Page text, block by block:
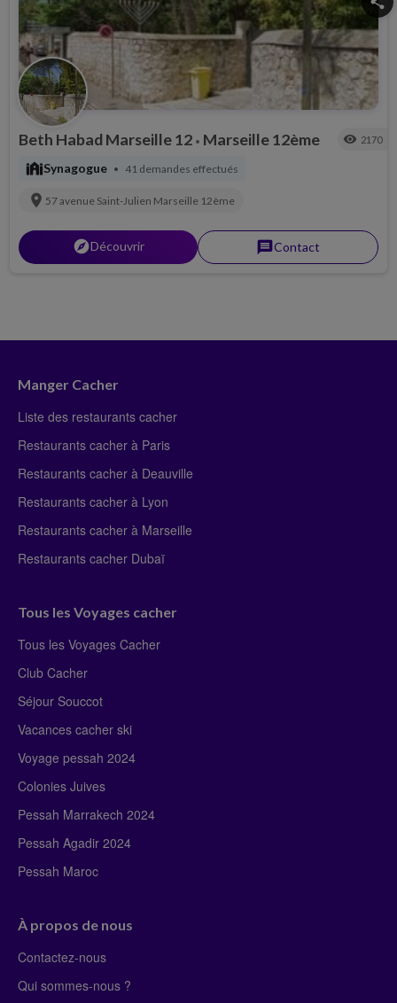
Beth Habad Marseille 12 • Marseille 12ème visibility 2170
synagogueSynagogue • 41 demandes effectués
location_on 57 avenue Saint-Julien Marseille 12ème
explorerDécouvrir messageContact
Manger Cacher
Liste des restaurants cacher
Restaurants cacher à Paris
Restaurants cacher à Deauville
Restaurants cacher à Lyon
Restaurants cacher à Marseille
Restaurants cacher Dubaï
Tous les Voyages cacher
Tous les Voyages Cacher
Club Cacher
Séjour Souccot
Vacances cacher ski
Voyage pessah 2024
Colonies Juives
Pessah Marrakech 2024
Pessah Agadir 2024
Pessah Maroc
À propos de nous
Contactez-nous
Qui sommes-nous ?